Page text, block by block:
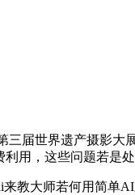
届世界遗产摄影大
用，这些问题若是
教大师若何用简单